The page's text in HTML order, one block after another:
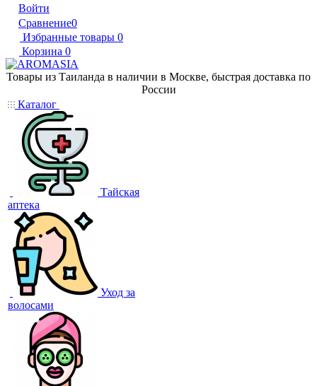
Войти
Сравнение0
Избранные товары 0
Корзина 0
Товары из Таиланда в наличии в Москве, быстрая доставка по
России
Каталог
Тайская
аптека
Уход за
волосами